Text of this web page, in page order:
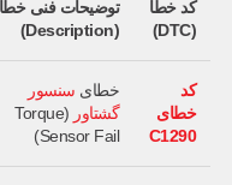
کد خطا
(DTC)
توضیحات فنی خطا
(Description)
کد
خطای
C1290
خطای سنسور
گشتاور
(Torque
Sensor Fail)